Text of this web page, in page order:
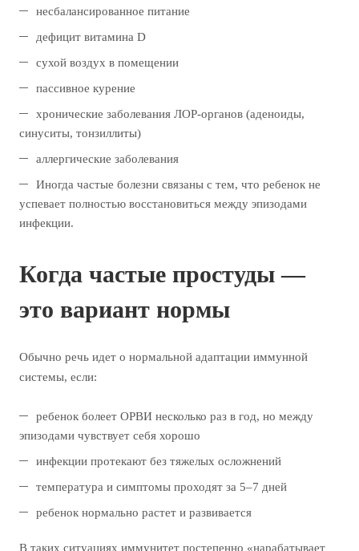
несбалансированное питание
дефицит витамина D
сухой воздух в помещении
пассивное курение
хронические заболевания ЛОР‑органов (аденоиды,
синуситы, тонзиллиты)
аллергические заболевания
Иногда частые болезни связаны с тем, что ребенок не
успевает полностью восстановиться между эпизодами
инфекции.
Когда частые простуды —
это вариант нормы
Обычно речь идет о нормальной адаптации иммунной
системы, если:
ребенок болеет ОРВИ несколько раз в год, но между
эпизодами чувствует себя хорошо
инфекции протекают без тяжелых осложнений
температура и симптомы проходят за 5–7 дней
ребенок нормально растет и развивается
В таких ситуациях иммунитет постепенно «нарабатывает